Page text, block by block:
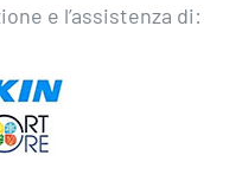
e l’assistenza di: